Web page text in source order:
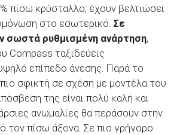
πίσω κρύσταλλο, έχουν βελτιώσει
στο εσωτερικό. Σε
σωστά ρυθμισμένη ανάρτηση,
Compass ταξιδεύεις
επίπεδο άνεσης. Παρά το
πιο σφικτή σε σχέση με μοντέλα του
της είναι πολύ καλή και
ανωμαλίες θα περάσουν στην
τον πίσω άξονα. Σε πιο γρήγορο